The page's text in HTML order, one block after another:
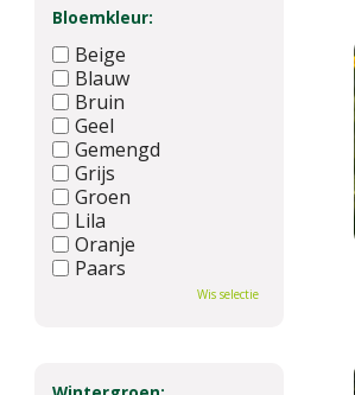
Bloemkleur:
Beige
Blauw
Bruin
Geel
Gemengd
Grijs
Groen
Lila
Oranje
Paars
Wis selectie